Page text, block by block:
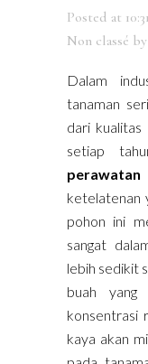
Posted at
Non classé by
Dalam
tanaman
dari kualitas
setiap
ketelatenan
pohon ini
sangat
lebih sedikit
buah
konsentrasi
kaya akan